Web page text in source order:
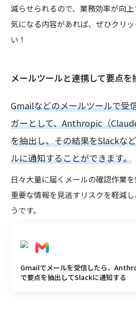
減らせられるので、業務効率が向上
気になる内容があれば、ぜひクリ
い！
メールツールと連携して要点を
Gmailなどのメールツールで受
ガーとして、Anthropic（
を抽出し、その結果をSlackな
ルに通知することができます。
日々大量に届くメールの確認作業を
重要な情報を見逃すリスクを軽減
うです。
Gmailでメールを受信したら、
で要点を抽出してSlackに通知する